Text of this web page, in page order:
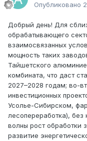
Опубликовано
Добрый день! Для
обрабатывающего
взаимосвязанных
мощность таких
Тайшетского
комбината, что даст
2027–2028 годам; во-
инвестиционных
Усолье-Сибирском,
лесопереработка), без
волны рост обработки
развитие